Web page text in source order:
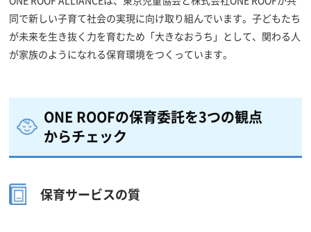
同で新しい子育て社会の実現に向け取り組んでいます。子どもたち
が未来を生き抜く力を育むため「大きなおうち」として、関わる人
が家族のようになれる保育環境をつくっています。
ONE ROOFの保育委託を3つの観点
からチェック
保育サービスの質